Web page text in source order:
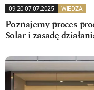
09:20 07.07.2025 WIEDZA
Poznajemy proces
Solar i zasadę